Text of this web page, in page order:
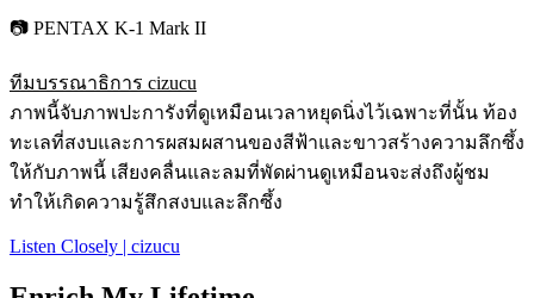
📷 PENTAX K-1 Mark II
ทีมบรรณาธิการ cizucu
ภาพนี้จับภาพปะการังที่ดูเหมือนเวลาหยุดนิ่งไว้เฉพาะที่นั้น ท้อง
ทะเลที่สงบและการผสมผสานของสีฟ้าและขาวสร้างความลึกซึ้ง
ให้กับภาพนี้ เสียงคลื่นและลมที่พัดผ่านดูเหมือนจะส่งถึงผู้ชม
ทำให้เกิดความรู้สึกสงบและลึกซึ้ง
Listen Closely | cizucu